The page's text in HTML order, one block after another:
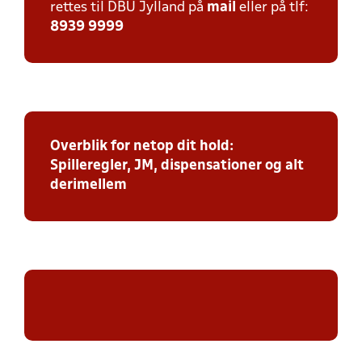
rettes til DBU Jylland på mail eller på tlf:
8939 9999
Overblik for netop dit hold:
Spilleregler, JM, dispensationer og alt
derimellem